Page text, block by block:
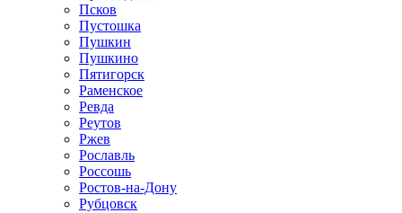
Псков
Пустошка
Пушкин
Пушкино
Пятигорск
Раменское
Ревда
Реутов
Ржев
Рославль
Россошь
Ростов-на-Дону
Рубцовск